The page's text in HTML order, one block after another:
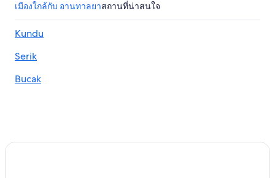
เมืองใกล้กับ อานทาลยาสถานที่น่าสนใจ
Kundu
Serik
Bucak